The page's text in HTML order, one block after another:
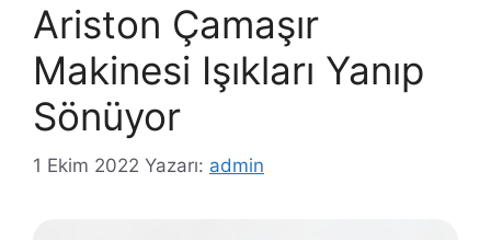
Ariston Çamaşır
Makinesi Işıkları Yanıp
Sönüyor
1 Ekim 2022 Yazarı: admin